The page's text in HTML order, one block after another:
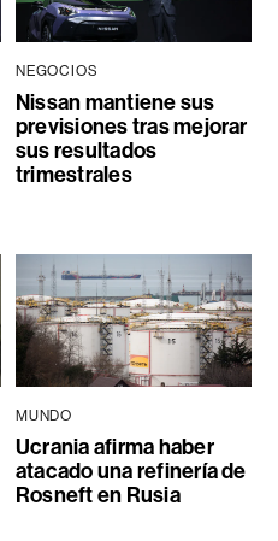
NEGOCIOS
Nissan mantiene sus
previsiones tras mejorar
sus resultados
trimestrales
MUNDO
Ucrania afirma haber
atacado una refinería de
Rosneft en Rusia